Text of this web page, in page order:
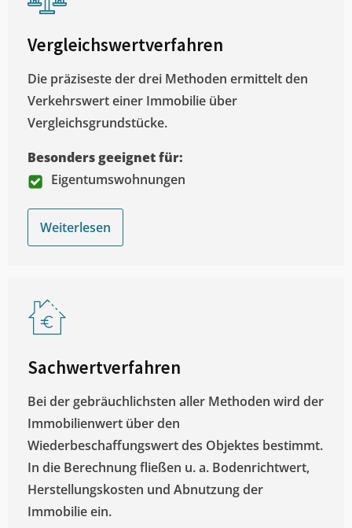
Vergleichswertverfahren
Die präziseste der drei Methoden ermittelt den
Verkehrswert einer Immobilie über
Vergleichsgrundstücke.
Besonders geeignet für:
Eigentumswohnungen
Weiterlesen
Sachwertverfahren
Bei der gebräuchlichsten aller Methoden wird der
Immobilienwert über den
Wiederbeschaffungswert des Objektes bestimmt.
In die Berechnung fließen u. a. Bodenrichtwert,
Herstellungskosten und Abnutzung der
Immobilie ein.